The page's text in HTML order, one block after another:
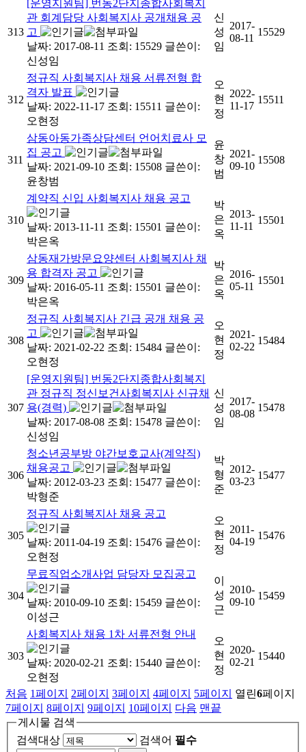
313
[운영지원팀] 번동2단지종합사회복지
관 회계담당 사회복지사 공개채용 공
고
날짜: 2017-08-11 조회: 15529 글쓴이:
신성임
신
성
임
2017-
08-11
15529
312
정규직 사회복지사 채용 서류전형 합
격자 발표
날짜: 2022-11-17 조회: 15511 글쓴이:
오현정
오
현
정
2022-
11-17
15511
311
삼동아동가족상담센터 언어치료사 모
집 공고
날짜: 2021-09-10 조회: 15508 글쓴이:
윤창범
윤
창
범
2021-
09-10
15508
310
계약직 신입 사회복지사 채용 공고
날짜: 2013-11-11 조회: 15501 글쓴이:
박은옥
박
은
옥
2013-
11-11
15501
309
삼동재가방문요양센터 사회복지사 채
용 합격자 공고
날짜: 2016-05-11 조회: 15501 글쓴이:
박은옥
박
은
옥
2016-
05-11
15501
308
정규직 사회복지사 긴급 공개 채용 공
고
날짜: 2021-02-22 조회: 15484 글쓴이:
오현정
오
현
정
2021-
02-22
15484
307
[운영지원팀] 번동2단지종합사회복지
관 정규직 정신보건사회복지사 신규채
용(경력)
날짜: 2017-08-08 조회: 15478 글쓴이:
신성임
신
성
임
2017-
08-08
15478
306
청소년공부방 야간보호교사(계약직)
채용공고
날짜: 2012-03-23 조회: 15477 글쓴이:
박형준
박
형
준
2012-
03-23
15477
305
정규직 사회복지사 채용 공고
날짜: 2011-04-19 조회: 15476 글쓴이:
오현정
오
현
정
2011-
04-19
15476
304
무료직업소개사업 담당자 모집공고
날짜: 2010-09-10 조회: 15459 글쓴이:
이성근
이
성
근
2010-
09-10
15459
303
사회복지사 채용 1차 서류전형 안내
날짜: 2020-02-21 조회: 15440 글쓴이:
오현정
오
현
정
2020-
02-21
15440
처음 1페이지 2페이지 3페이지 4페이지 5페이지 열린6페이지
7페이지 8페이지 9페이지 10페이지 다음 맨끝
게시물 검색
검색대상
검색어 필수